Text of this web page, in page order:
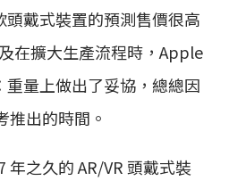
戴式裝置的預測售價很高
在擴大生產流程時，Apple
量上做出了妥協，總總因
推出的時間。
年之久的 AR/VR 頭戴式裝